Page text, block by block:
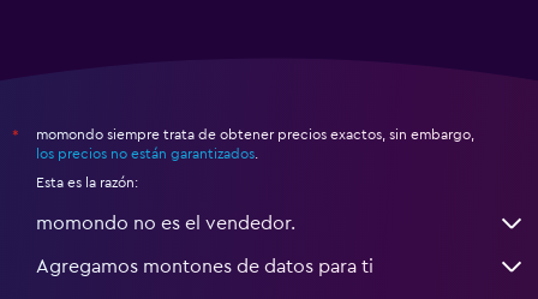
*
momondo siempre trata de obtener precios exactos, sin embargo,
los precios no están garantizados.
Esta es la razón:
momondo no es el vendedor.
Agregamos montones de datos para ti